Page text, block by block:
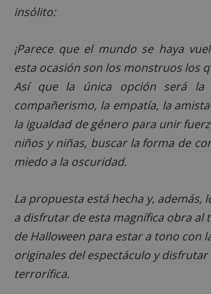
insólito:
¡Parece que el mundo se haya
esta ocasión son los monstruos los
Así que la única opción será la
compañerismo, la empatía, la
la igualdad de género para unir
niños y niñas, buscar la forma de
miedo a la oscuridad.
La propuesta está hecha y, además,
a disfrutar de esta magnífica obra al
de Halloween para estar a tono con
originales del espectáculo y
terrorífica.